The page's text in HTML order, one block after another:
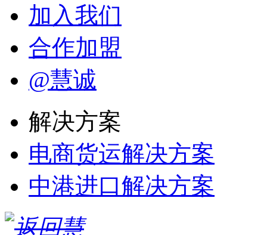
加入我们
合作加盟
@慧诚
解决方案
电商货运解决方案
中港进口解决方案